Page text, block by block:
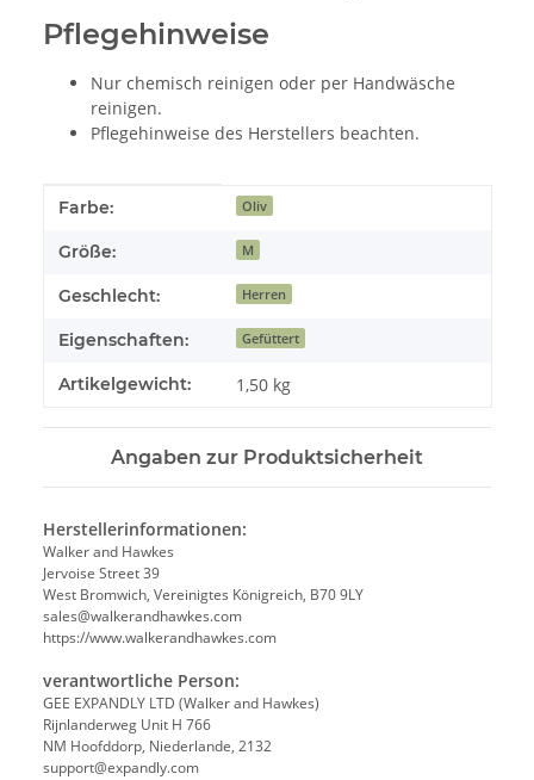
Pflegehinweise
Nur chemisch reinigen oder per Handwäsche
reinigen.
Pflegehinweise des Herstellers beachten.
Produkteigenschaft
Wert
Farbe: Oliv
Größe: M
Geschlecht: Herren
Eigenschaften: Gefüttert
Artikelgewicht: 1,50 kg
Angaben zur Produktsicherheit
Herstellerinformationen:
Walker and Hawkes
Jervoise Street 39
West Bromwich, Vereinigtes Königreich, B70 9LY
sales@walkerandhawkes.com
https://www.walkerandhawkes.com
verantwortliche Person:
GEE EXPANDLY LTD (Walker and Hawkes)
Rijnlanderweg Unit H 766
NM Hoofddorp, Niederlande, 2132
support@expandly.com